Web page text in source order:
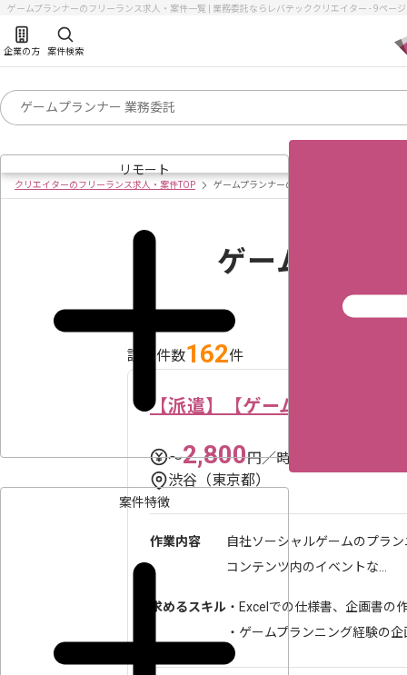
ゲームプランナーのフリーランス求人・案件一覧 | 業務委託ならレバテッククリエイター - 9ペー
企業の方 案件検索
リモート
案件特徴
クリエイターのフリーランス求人・案件TOP ゲームプランナーの求人・案件一覧
ゲームプラン
該当件数162件
【派遣】【ゲーム企業】ソー
〜2,800円／時
渋谷（東京都）
作業内容
自社ソーシャルゲームのプラ
コンテンツ内のイベントな...
求めるスキル ・Excelでの仕様書、企画書の
・ゲームプランニング経験の企